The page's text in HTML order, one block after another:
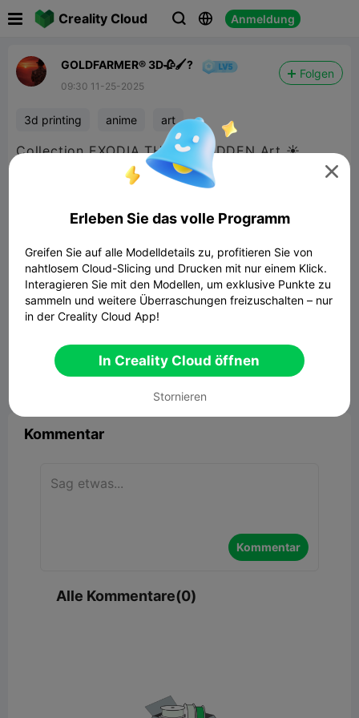
Creality Cloud   Anmeldung
GOLDFARMER® 3D🥀🖌️?
09:30 11-25-2025
Folgen
3d printing anime art
Collection EXODIA THE FORBIDDEN Art ☀️
Kommentar
Kommentar
Alle Kommentare(0)

Erleben Sie das volle Programm
Greifen Sie auf alle Modelldetails zu, profitieren Sie von
nahtlosem Cloud-Slicing und Drucken mit nur einem Klick.
Interagieren Sie mit den Modellen, um exklusive Punkte zu
sammeln und weitere Überraschungen freizuschalten – nur
in der Creality Cloud App!
In Creality Cloud öffnen
Stornieren